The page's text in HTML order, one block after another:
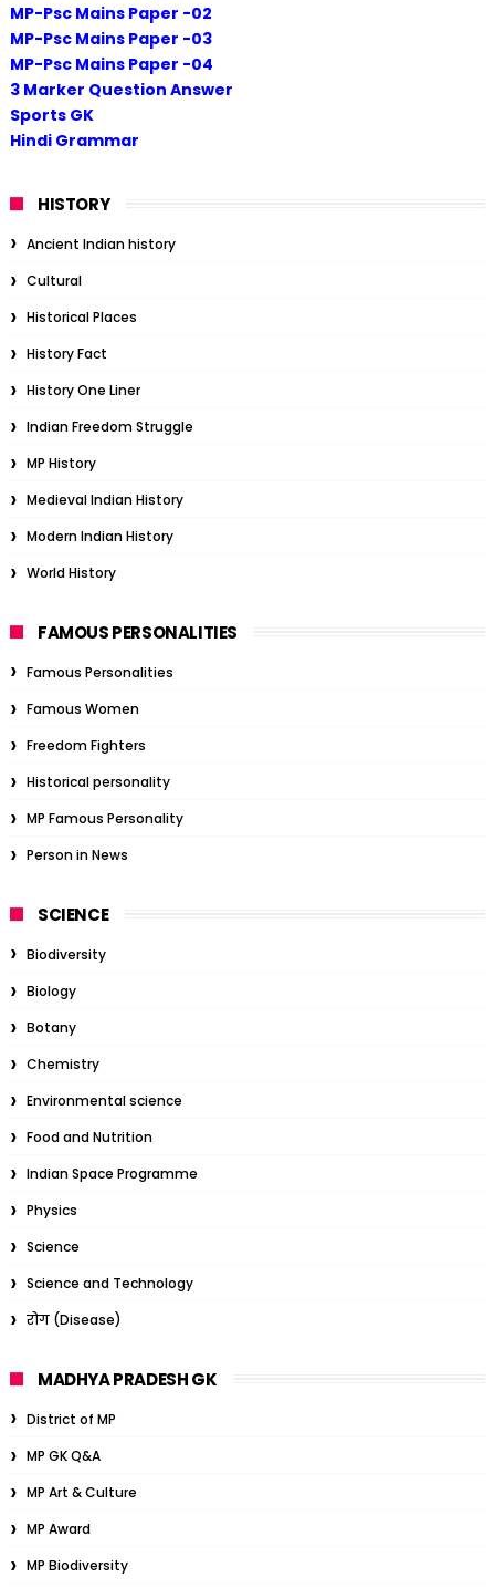
MP-Psc Mains Paper -02
MP-Psc Mains Paper -03
MP-Psc Mains Paper -04
3 Marker Question Answer
Sports GK
Hindi Grammar
HISTORY
Ancient Indian history
Cultural
Historical Places
History Fact
History One Liner
Indian Freedom Struggle
MP History
Medieval Indian History
Modern Indian History
World History
FAMOUS PERSONALITIES
Famous Personalities
Famous Women
Freedom Fighters
Historical personality
MP Famous Personality
Person in News
SCIENCE
Biodiversity
Biology
Botany
Chemistry
Environmental science
Food and Nutrition
Indian Space Programme
Physics
Science
Science and Technology
रोग (Disease)
MADHYA PRADESH GK
District of MP
MP GK Q&A
MP Art & Culture
MP Award
MP Biodiversity